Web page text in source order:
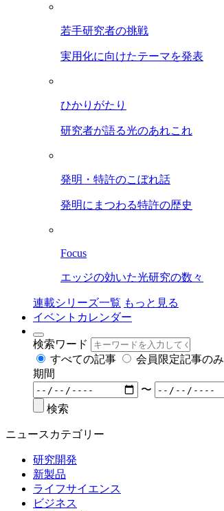
若手研究者の挑戦
実用化に向けたテーマを発表
ひかりがたり
研究者が語る光のあれこれ
発明・特許のこぼれ話
発明にまつわる特許の歴史
Focus
エッジの効いた光研究の数々
連載シリーズ一覧 もっと見る
イベントカレンダー
検索ワード
すべての記事
会員限定記事のみ
期間
〜
検索
ニュースカテゴリー
研究開発
新製品
ライフサイエンス
ビジネス